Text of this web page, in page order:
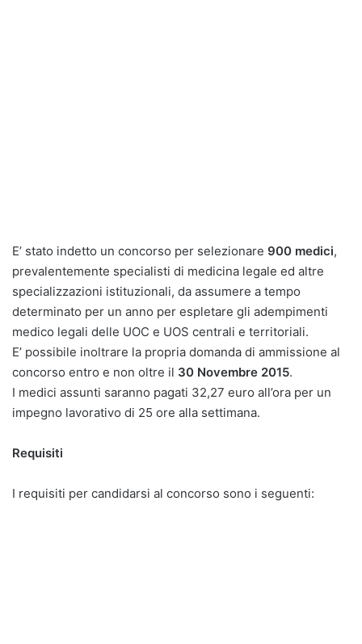
E’ stato indetto un concorso per selezionare 900 medici,
prevalentemente specialisti di medicina legale ed altre
specializzazioni istituzionali, da assumere a tempo
determinato per un anno per espletare gli adempimenti
medico legali delle UOC e UOS centrali e territoriali.
E’ possibile inoltrare la propria domanda di ammissione al
concorso entro e non oltre il 30 Novembre 2015.
I medici assunti saranno pagati 32,27 euro all’ora per un
impegno lavorativo di 25 ore alla settimana.
Requisiti
I requisiti per candidarsi al concorso sono i seguenti: